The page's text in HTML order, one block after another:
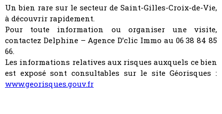
Un bien rare sur le secteur de Saint-Gilles-Croix-de-Vie,
à découvrir rapidement.
Pour toute information ou organiser une visite,
contactez Delphine – Agence D’clic Immo au 06 38 84 85
66.
Les informations relatives aux risques auxquels ce bien
est exposé sont consultables sur le site Géorisques :
www.georisques.gouv.fr